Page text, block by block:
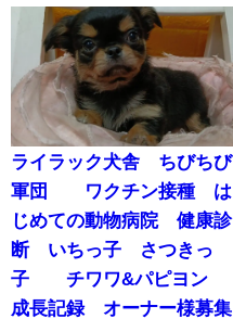
ライラック犬舎 ちびちび
軍団 ワクチン接種 は
じめての動物病院 健康診
断 いちっ子 さつきっ
子 チワワ&パピヨン
成長記録 オーナー様募集